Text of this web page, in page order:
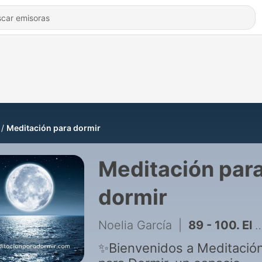
Meditación para dormir
Meditación
dormir
Noelia García 89 - 100. El Poder de los Buenos Hábitos para Dormir: La Historia de Alma
✨Bienvenidos a